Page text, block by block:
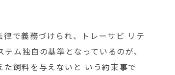
で義務づけられ、トレーサビ リテ
ム独自の基準となっているのが、
飼料を与えないと いう約束事で